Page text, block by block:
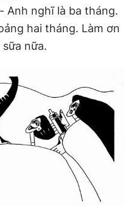
0908 780 404
Tòa soạn Chính sách bảo
Hải Thành
BTTTT cấp ngày 24.3.2020
Anh nghĩ là ba tháng.
hai tháng. Làm ơn
nữa.